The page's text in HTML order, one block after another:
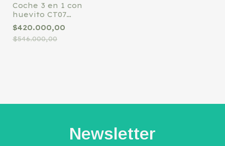
Coche 3 en 1 con
huevito CT07
Tinokids Rojo7Negro
$420.000,00
$546.000,00
Newsletter